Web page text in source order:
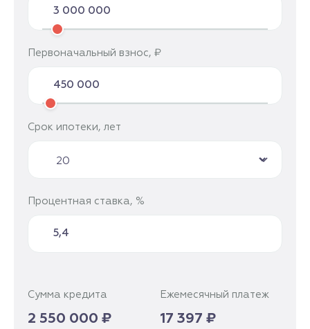
Первоначальный взнос, ₽
Срок ипотеки, лет
Процентная ставка, %
Сумма кредита
2 550 000 ₽
Ежемесячный платеж
17 397 ₽